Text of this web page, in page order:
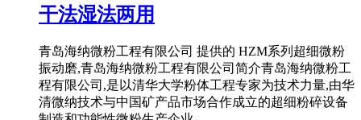
干法湿法两用
青岛海纳微粉工程有限公司 提供的 HZM系列超细微粉
振动磨,青岛海纳微粉工程有限公司简介青岛海纳微粉工
程有限公司,是以清华大学粉体工程专家为技术力量,由华
清微纳技术与中国矿产品市场合作成立的超细粉碎设备